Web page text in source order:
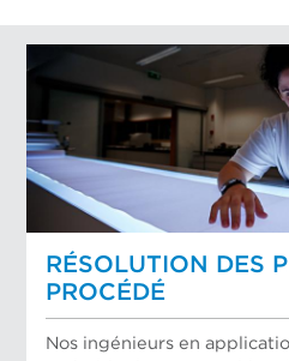
RÉSOLUTION DES
PROCÉDÉ
Nos ingénieurs en